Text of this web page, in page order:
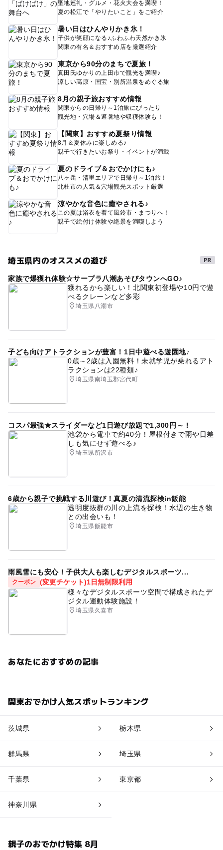
聖地巡礼・グルメ・花火大会を満喫！
夏の松江で「やりたいこと」をご紹介
暑い日はひんやりかき氷！
子供が笑顔になる♪ふわふわ天然かき氷
関東の有名＆おすすめ店を厳選紹介
東京から90分のまちで夏旅！
真田氏ゆかりの上田市で観光を満喫♪
涼しい高原・国宝・別所温泉をめぐる旅
8月の親子旅おすすめ情報
関東からの日帰り～1泊旅にぴったり
観光地・穴場＆避暑地や収穫体験も！
【関東】おすすめ夏祭り情報
8月＆夏休みに楽しめる♪
親子で行きたいお祭り・イベントが満載
夏のドライブ＆おでかけにも♪
八ヶ岳・清里エリアで日帰り～1泊旅！
北杜市の人気＆穴場観光スポット厳選
涼やかな音色に癒やされる♪
この夏は浴衣を着て風鈴市・まつりへ！
親子で絵付け体験や絶景を満喫しよう
埼玉県内のオススメの遊び
家族で爆獲れ体験☆サープラ八潮あそびタウンへGO♪
獲れるから楽しい！北関東初登場や10円で遊
べるクレーンなど多彩
埼玉県八潮市
子ども向けアトラクションが豊富！1日中遊べる遊園地♪
0歳～2歳は入園無料！未就学児が乗れるアト
ラクションは22種類♪
埼玉県南埼玉郡宮代町
コスパ最強★スライダーなど1日遊び放題で1,300円～！
池袋から電車で約40分！屋根付きで雨や日差
しも気にせず遊べる♪
埼玉県所沢市
6歳から親子で挑戦する川遊び！真夏の清流探検in飯能
透明度抜群の川の上流を探検！水辺の生き物
との出会いも！
埼玉県飯能市
雨風雪にも安心！子供大人も楽しむデジタルスポーツ...
クーポン (変更チケット)1日無制限利用
様々なデジタルスポーツ空間で構成されたデ
ジタル運動体験施設！
埼玉県久喜市
あなたにおすすめの記事
関東おでかけ人気スポットランキング
茨城県 栃木県
群馬県 埼玉県
千葉県 東京都
神奈川県
親子のおでかけ特集 8月